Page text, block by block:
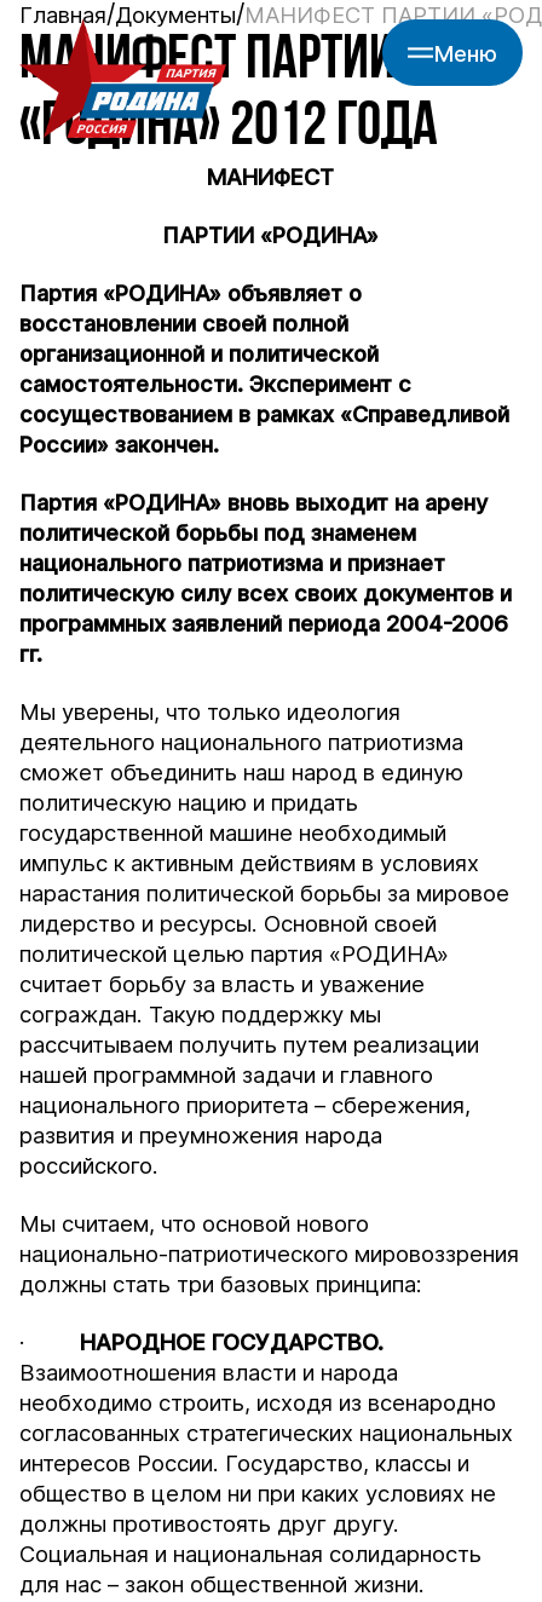
Меню
Главная Документы МАНИФЕСТ ПАРТИИ
МАНИФЕСТ ПАРТИИ
«РОДИНА» 2012 ГОДА
МАНИФЕСТ
ПАРТИИ «РОДИНА»
Партия «РОДИНА» объявляет о
восстановлении своей полной
организационной и политической
самостоятельности. Эксперимент с
сосуществованием в рамках «Справедливой
России» закончен.
Партия «РОДИНА» вновь выходит на арену
политической борьбы под знаменем
национального патриотизма и признает
политическую силу всех своих документов и
программных заявлений периода 2004-2006
гг.
Мы уверены, что только идеология
деятельного национального патриотизма
сможет объединить наш народ в единую
политическую нацию и придать
государственной машине необходимый
импульс к активным действиям в условиях
нарастания политической борьбы за мировое
лидерство и ресурсы. Основной своей
политической целью партия «РОДИНА»
считает борьбу за власть и уважение
сограждан. Такую поддержку мы
рассчитываем получить путем реализации
нашей программной задачи и главного
национального приоритета – сбережения,
развития и преумножения народа
российского.
Мы считаем, что основой нового
национально-патриотического мировоззрения
должны стать три базовых принципа:
· НАРОДНОЕ ГОСУДАРСТВО.
Взаимоотношения власти и народа
необходимо строить, исходя из всенародно
согласованных стратегических национальных
интересов России. Государство, классы и
общество в целом ни при каких условиях не
должны противостоять друг другу.
Социальная и национальная солидарность
для нас – закон общественной жизни.